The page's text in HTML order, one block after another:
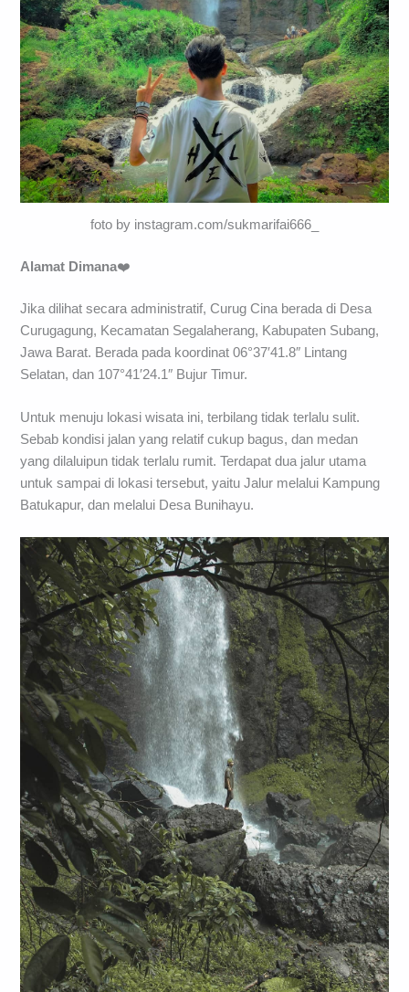
foto by instagram.com/sukmarifai666_
Alamat Dimana❤️
Jika dilihat secara administratif, Curug Cina berada di Desa
Curugagung, Kecamatan Segalaherang, Kabupaten Subang,
Jawa Barat. Berada pada koordinat 06°37′41.8″ Lintang
Selatan, dan 107°41′24.1″ Bujur Timur.
Untuk menuju lokasi wisata ini, terbilang tidak terlalu sulit.
Sebab kondisi jalan yang relatif cukup bagus, dan medan
yang dilaluipun tidak terlalu rumit. Terdapat dua jalur utama
untuk sampai di lokasi tersebut, yaitu Jalur melalui Kampung
Batukapur, dan melalui Desa Bunihayu.